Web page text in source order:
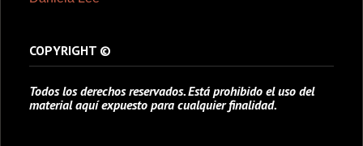
COPYRIGHT ©
Todos los derechos reservados. Está prohibido el uso del
material aquí expuesto para cualquier finalidad.